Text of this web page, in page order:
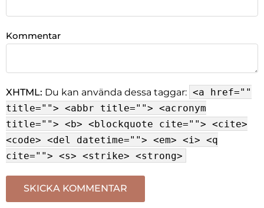
Kommentar
XHTML: Du kan använda dessa taggar: <a href=""
title=""> <abbr title=""> <acronym
title=""> <b> <blockquote cite=""> <cite>
<code> <del datetime=""> <em> <i> <q
cite=""> <s> <strike> <strong>